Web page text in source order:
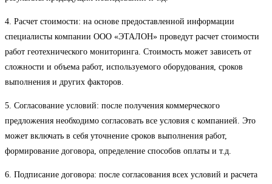
4. Расчет стоимости: на основе предоставленной информации
специалисты компании ООО «ЭТАЛОН» проведут расчет стоимости
работ геотехнического мониторинга. Стоимость может зависеть от
сложности и объема работ, используемого оборудования, сроков
выполнения и других факторов.
5. Согласование условий: после получения коммерческого
предложения необходимо согласовать все условия с компанией. Это
может включать в себя уточнение сроков выполнения работ,
формирование договора, определение способов оплаты и т.д.
6. Подписание договора: после согласования всех условий и расчета